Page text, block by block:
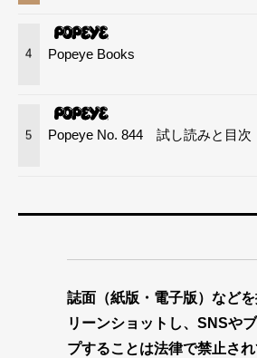
4 Popeye Books
5 Popeye No. 844 試し読みと目次
誌面（紙版・電子版）など
リーンショットし、SNSや
プすることは法律で禁止され